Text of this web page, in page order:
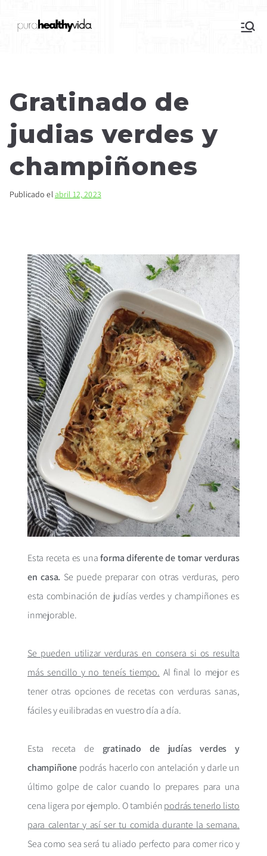
Gratinado de
judias verdes y
champiñones
Publicado el abril 12, 2023
Esta receta es unaforma diferente de tomar verduras
en casa. Se puede preparar con otras verduras, pero
esta combinación de judías verdes y champiñones es
inmejorable.
Se pueden utilizar verduras en consera si os resulta
más sencillo y no teneís tiempo. Al final lo mejor es
tener otras opciones de recetas con verduras sanas,
fáciles y euilibradas en vuestro día a día.
Esta receta de gratinado de judías verdes y
champiñone podrás hacerlo con antelación y darle un
último golpe de calor cuando lo prepares para una
cena ligera por ejemplo. O tambiénpodrás tenerlo listo
para calentar y así ser tu comida durante la semana.
Sea como sea será tu aliado perfecto para comer rico y